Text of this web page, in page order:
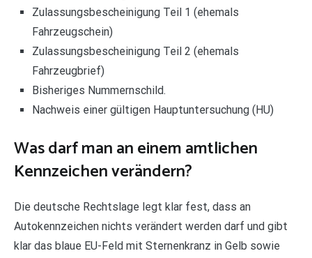
Zulassungsbescheinigung Teil 1 (ehemals
Fahrzeugschein)
Zulassungsbescheinigung Teil 2 (ehemals
Fahrzeugbrief)
Bisheriges Nummernschild.
Nachweis einer gültigen Hauptuntersuchung (HU)
Was darf man an einem amtlichen
Kennzeichen verändern?
Die deutsche Rechtslage legt klar fest, dass an
Autokennzeichen nichts verändert werden darf und gibt
klar das blaue EU-Feld mit Sternenkranz in Gelb sowie